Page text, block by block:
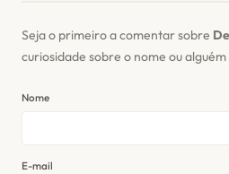
Seja o primeiro a comentar sobre
curiosidade sobre o nome ou
Nome
E-mail